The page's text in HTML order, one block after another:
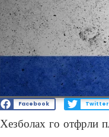
Facebook Twitter
Хезболах го отфрли